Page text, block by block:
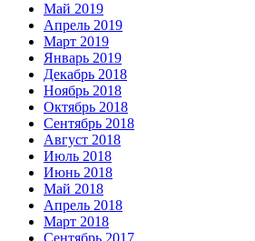
Май 2019
Апрель 2019
Март 2019
Январь 2019
Декабрь 2018
Ноябрь 2018
Октябрь 2018
Сентябрь 2018
Август 2018
Июль 2018
Июнь 2018
Май 2018
Апрель 2018
Март 2018
Сентябрь 2017